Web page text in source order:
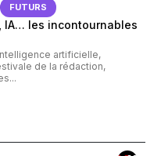
FUTURS
IA… les incontournables
artificielle,
de la rédaction,